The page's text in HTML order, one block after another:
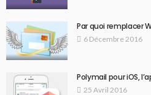
Par quoi remplacer
6 Décembre 2016
Polymail pour iOS,
25 Avril 2016